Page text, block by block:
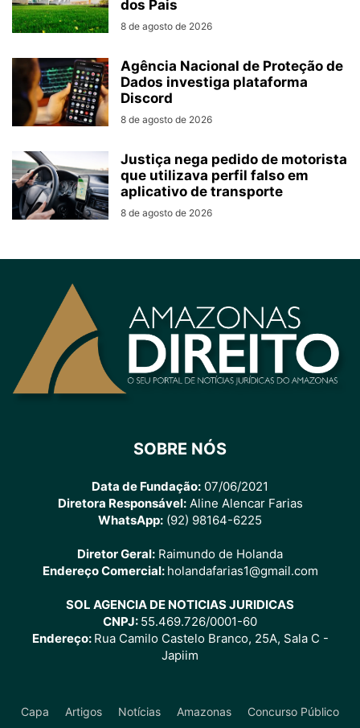
dos Pais
8 de agosto de 2026
Agência Nacional de Proteção de
Dados investiga plataforma
Discord
8 de agosto de 2026
Justiça nega pedido de motorista
que utilizava perfil falso em
aplicativo de transporte
8 de agosto de 2026
SOBRE NÓS
Data de Fundação: 07/06/2021
Diretora Responsável:Aline Alencar Farias
WhatsApp: (92) 98164-6225
Diretor Geral: Raimundo de Holanda
Endereço Comercial: holandafarias1@gmail.com
SOL AGENCIA DE NOTICIAS JURIDICAS
CNPJ: 55.469.726/0001-60
Endereço: Rua Camilo Castelo Branco, 25A, Sala C -
Japiim
Capa Artigos Notícias Amazonas Concurso Público